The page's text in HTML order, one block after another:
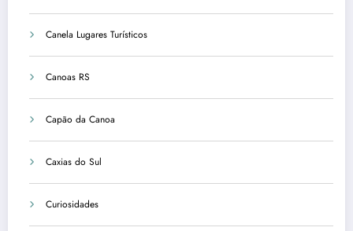
Canela Lugares Turísticos
Canoas RS
Capão da Canoa
Caxias do Sul
Curiosidades